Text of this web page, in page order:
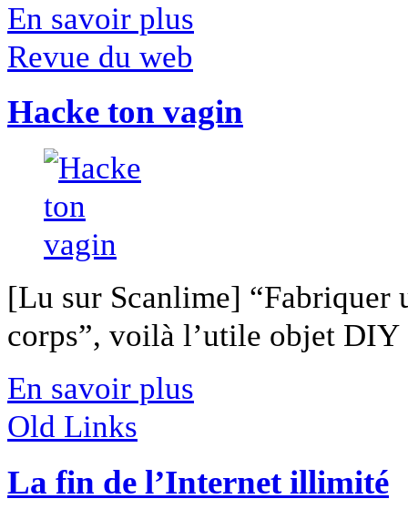
En savoir plus
Revue du web
Hacke ton vagin
[Lu sur Scanlime] “Fabriquer
corps”, voilà l’utile objet
En savoir plus
Old Links
La fin de l’Internet illimité